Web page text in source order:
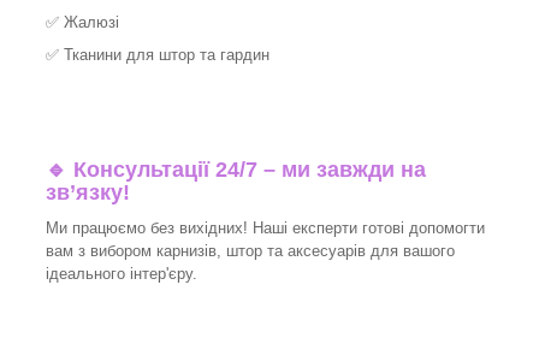
✅ Жалюзі
✅ Тканини для штор та гардин
🔹 Консультації 24/7 – ми завжди на
зв’язку!
Ми працюємо без вихідних! Наші експерти готові допомогти
вам з вибором карнизів, штор та аксесуарів для вашого
ідеального інтер'єру.​